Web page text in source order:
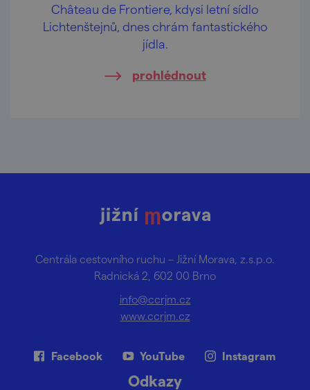
Château de Frontiere, kdysi letní sídlo
Lichtenštejnů, dnes chrám fantastického
jídla.
prohlédnout
Centrála cestovního ruchu – Jižní Morava, z.s.p.o.
Radnická 2, 602 00 Brno
info@ccrjm.cz
www.ccrjm.cz
Facebook YouTube Instagram
Odkazy